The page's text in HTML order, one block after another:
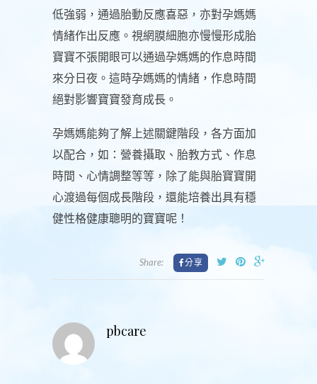
低強弱，通過胎動反應喜惡，亦對孕媽媽
情緒作出反應。視網膜細胞亦慢慢形成胎
寶寶不張開眼可以通過孕媽媽的作息時間
來分日夜。這時孕媽媽的情緒，作息時間
絕對影響寶寶發育成長。
孕媽媽能夠了解上述關鍵階段，各方面加
以配合，如：營養攝取、胎教方式、作息
時間、心情調整等等，除了能與胎寶寶開
心渡過每個成長階段，還能培養出具有穩
健性格健康聰明的寶寶呢！
Share:
pbcare